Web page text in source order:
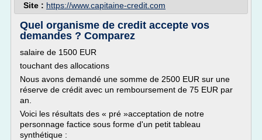
Site : https://www.capitaine-credit.com
Quel organisme de credit accepte vos
demandes ? Comparez
salaire de 1500 EUR
touchant des allocations
Nous avons demandé une somme de 2500 EUR sur une
réserve de crédit avec un remboursement de 75 EUR par
an.
Voici les résultats des « pré »acceptation de notre
personnage factice sous forme d'un petit tableau
synthétique :